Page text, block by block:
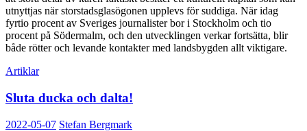
utnyttjas när storstadsglasögonen upplevs för suddiga. När idag
fyrtio procent av Sveriges journalister bor i Stockholm och tio
procent på Södermalm, och den utvecklingen verkar fortsätta, blir
både rötter och levande kontakter med landsbygden allt viktigare.
Artiklar
Sluta ducka och dalta!
2022-05-07 Stefan Bergmark